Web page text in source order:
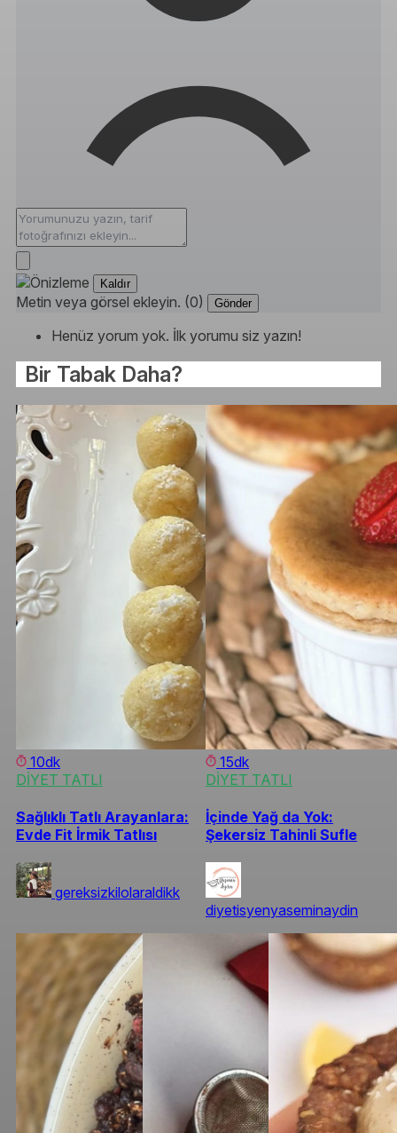
Kaldır
Metin veya görsel ekleyin. (0) Gönder
Henüz yorum yok. İlk yorumu siz yazın!
Bir Tabak Daha?
10dk
DİYET TATLI
Sağlıklı Tatlı Arayanlara:
Evde Fit İrmik Tatlısı
gereksizkilolaraldikk
15dk
DİYET TATLI
İçinde Yağ da Yok:
Şekersiz Tahinli Sufle
diyetisyenyaseminaydin